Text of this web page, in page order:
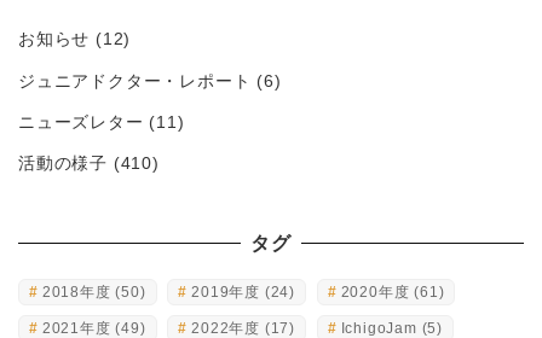
お知らせ (12)
ジュニアドクター・レポート (6)
ニューズレター (11)
活動の様子 (410)
タグ
2018年度 (50) 2019年度 (24) 2020年度 (61)
2021年度 (49) 2022年度 (17) IchigoJam (5)